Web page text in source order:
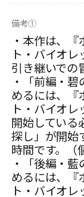
備考①
・本作は、
ト・バイオ
引き継いでの
・「前編・
めるには、『
ト・バイオ
開始している
探し」が開始
時間です。（
・「後編・
めるには、『
ト・バイオ